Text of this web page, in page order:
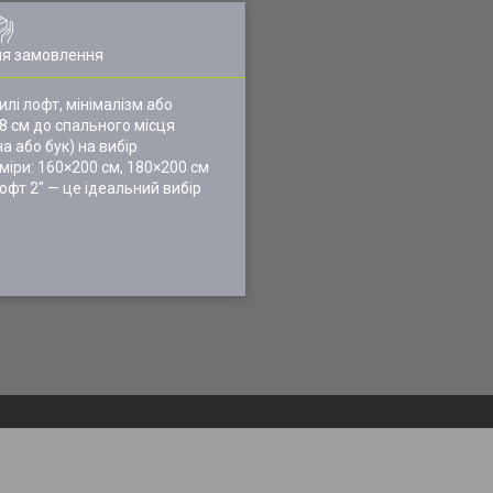
замовлення
лофт, мінімалізм або
см до спального місця
або бук) на вибір
160×200 см, 180×200 см
2" — це ідеальний вибір